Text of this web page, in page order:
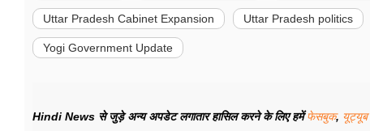
Uttar Pradesh Cabinet Expansion Uttar Pradesh politics
Yogi Government Update
Hindi News से जुड़े अन्य अपडेट लगातार हासिल करने के लिए हमेंफेसबुक, यूट्यूब